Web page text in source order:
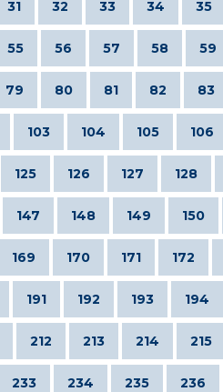
31 32 33 34 35
55 56 57 58 59
79 80 81 82 83
103 104 105 106
125 126 127 128
147 148 149 150
169 170 171 172
191 192 193 194
212 213 214 215
233 234 235 236